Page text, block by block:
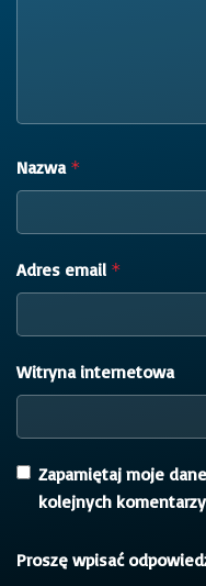
Nazwa *
Adres email *
Witryna internetowa
Zapamiętaj moje
kolejnych
Proszę wpisać